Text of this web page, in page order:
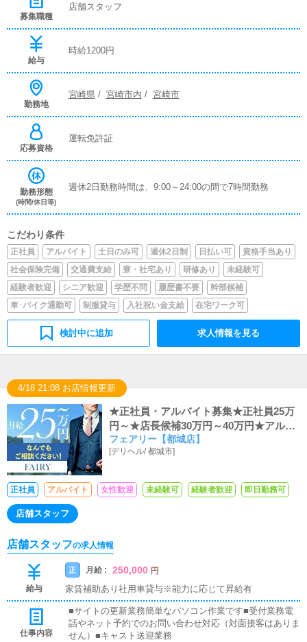
募集職種
店舗スタッフ
給与
時給1200円
勤務地
宮崎県 / 宮崎市内 / 宮崎市
応募資格
運転免許証
勤務形態
(時間/休日等)
週休2日勤務時間は、9:00～24:00の間で7時間勤務
こだわり条件
正社員 アルバイト 土日のみ可 週休2日制 日払い可
資格手当あり
社会保険完備
交通費支給 寮・社宅あり 研修あり
未経験可
経験者歓迎
シニア歓迎 学歴不問 履歴書不要
幹部候補
車･バイク通勤可
制服貸与 入社祝い金支給 在宅ワーク可
検討中に追加 求人情報を見る
4/18 21:08 お店情報更新
★正社員・アルバイト募集★正社員25万
円～★店長候補30万円～40万円★アルバ
イト時給1,100円～★未経験大歓迎★アル
バイト・社員希望いずれもOK
フェアリー【都城店】
[デリヘル/都城市]
正社員 アルバイト 女性歓迎 未経験可 経験者歓迎 即日勤務可
店舗スタッフ
店舗スタッフの求人情報
給与
正 月給 : 250,000 円
家賃補助あり社用車貸与※能力に応じて昇給有
仕事内容
■サイトの更新業務簡単なパソコン作業です■受付業務電
話やネット予約でのお問い合わせ対応（対面接客はありま
せん）■キャスト送迎業務